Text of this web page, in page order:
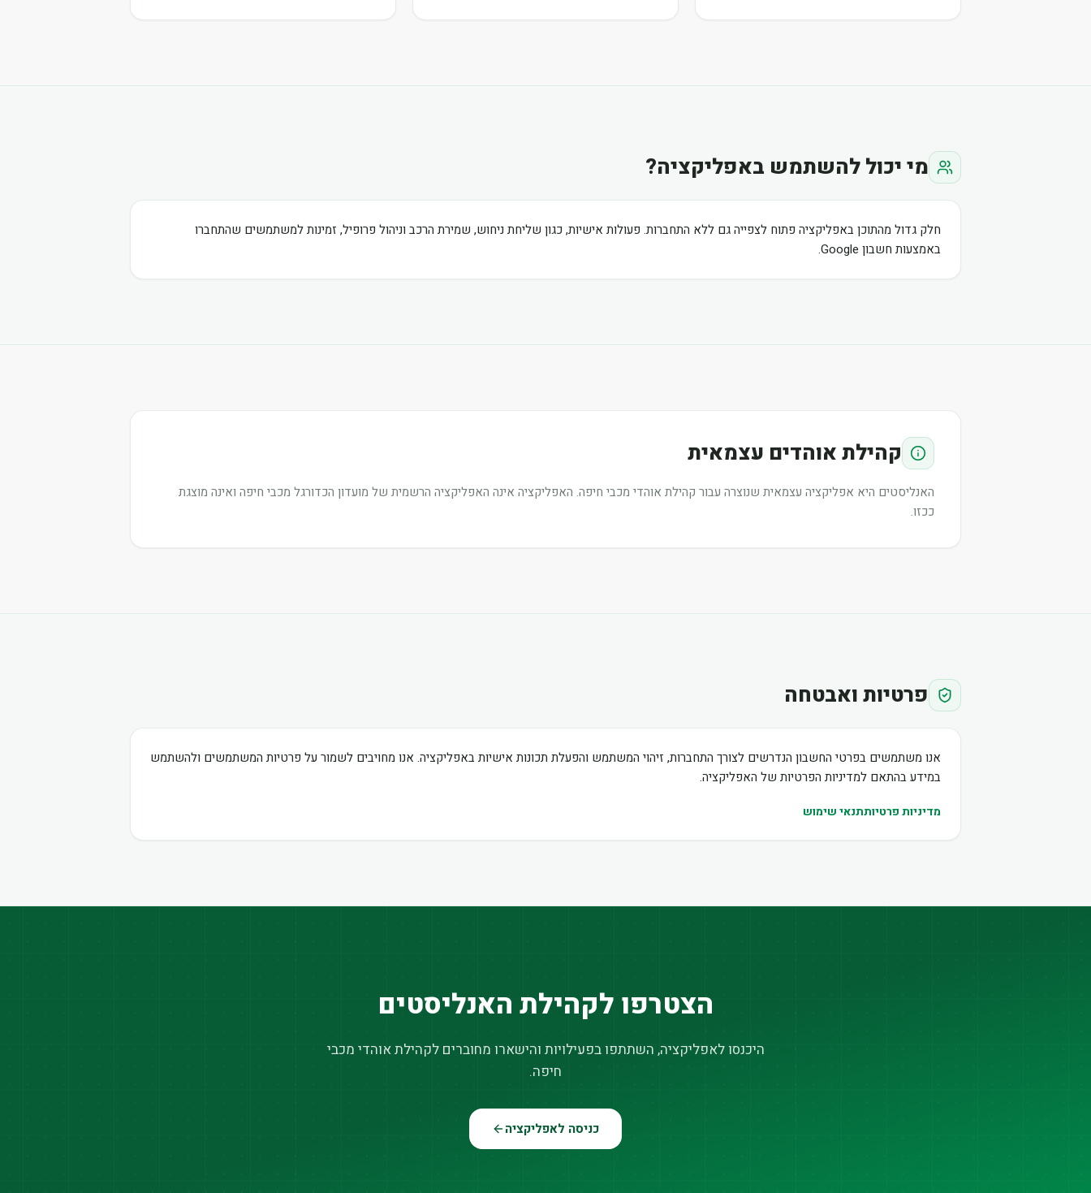
מי יכול להשתמש באפליקציה?
חלק גדול מהתוכן באפליקציה פתוח לצפייה גם ללא התחברות. פעולות אישיות, כגון שליחת ניחוש, שמירת הרכב וניהול פרופיל, זמינות למשתמשים שהתחברו
באמצעות חשבון Google.
קהילת אוהדים עצמאית
האנליסטים היא אפליקציה עצמאית שנוצרה עבור קהילת אוהדי מכבי חיפה. האפליקציה אינה האפליקציה הרשמית של מועדון הכדורגל מכבי חיפה ואינה מוצגת
ככזו.
פרטיות ואבטחה
אנו משתמשים בפרטי החשבון הנדרשים לצורך התחברות, זיהוי המשתמש והפעלת תכונות אישיות באפליקציה. אנו מחויבים לשמור על פרטיות המשתמשים ולהשתמש
במידע בהתאם למדיניות הפרטיות של האפליקציה.
מדיניות פרטיותתנאי שימוש
הצטרפו לקהילת האנליסטים
היכנסו לאפליקציה, השתתפו בפעילויות והישארו מחוברים לקהילת אוהדי מכבי
חיפה.
כניסה לאפליקציה